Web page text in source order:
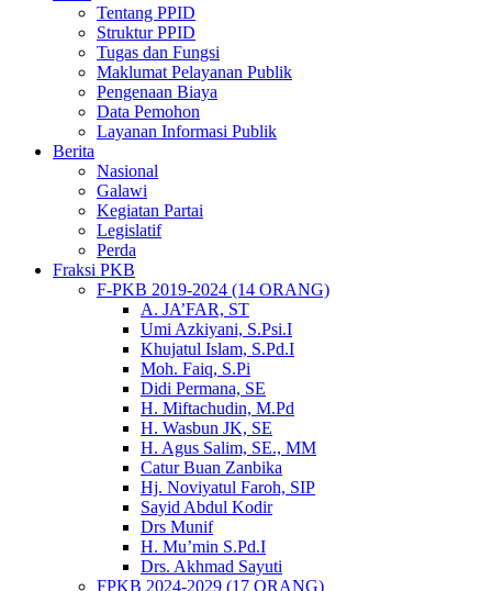
Tentang PPID
Struktur PPID
Tugas dan Fungsi
Maklumat Pelayanan Publik
Pengenaan Biaya
Data Pemohon
Layanan Informasi Publik
Berita
Nasional
Galawi
Kegiatan Partai
Legislatif
Perda
Fraksi PKB
F-PKB 2019-2024 (14 ORANG)
A. JA’FAR, ST
Umi Azkiyani, S.Psi.I
Khujatul Islam, S.Pd.I
Moh. Faiq, S.Pi
Didi Permana, SE
H. Miftachudin, M.Pd
H. Wasbun JK, SE
H. Agus Salim, SE., MM
Catur Buan Zanbika
Hj. Noviyatul Faroh, SIP
Sayid Abdul Kodir
Drs Munif
H. Mu’min S.Pd.I
Drs. Akhmad Sayuti
FPKB 2024-2029 (17 ORANG)